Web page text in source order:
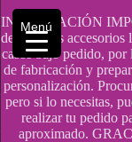
INFORMACIÓN
de nuestros accesorios
casos bajo pedido, por
de fabricación y
personalización.
pero si lo necesitas,
realizar tu pedido
aproximado.
Saltar
contenido
609241475 SOLO
San Fernando de
10:00 - 14:00
Menú